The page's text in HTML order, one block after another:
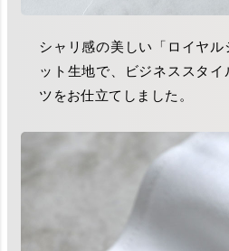
シャリ感の美しい「ロイヤ
ット生地で、ビジネススタ
ツをお仕立てしました。